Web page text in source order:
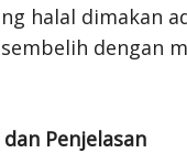
halal dimakan
dengan
Penjelasan